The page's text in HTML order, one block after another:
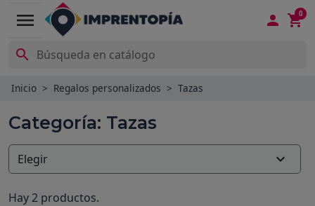
menu  
0

Inicio Regalos personalizados Tazas
Categoría: Tazas
Hay 2 productos.
Elegir 